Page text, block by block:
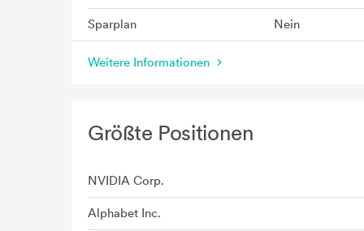
Sparplan Nein
Weitere Informationen
Größte Positionen
NVIDIA Corp.
Alphabet Inc.